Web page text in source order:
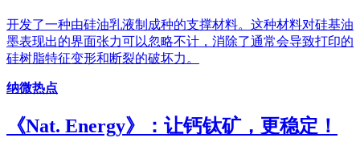
开发了一种由硅油乳液制成种的支撑材料。这种材料对硅基油
墨表现出的界面张力可以忽略不计，消除了通常会导致打印的
硅树脂特征变形和断裂的破坏力。
纳微热点
《Nat. Energy》：让钙钛矿，更稳定！